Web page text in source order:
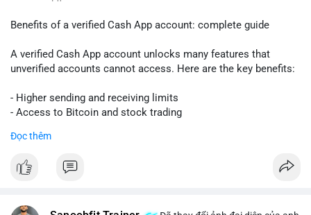
Benefits of a verified Cash App account: complete guide
A verified Cash App account unlocks many features that
unverified accounts cannot access. Here are the key benefits:
- Higher sending and receiving limits
- Access to Bitcoin and stock trading
- Ability to link a bank account or card
To get verified, you need to provide your full name, date of
Đọc thêm